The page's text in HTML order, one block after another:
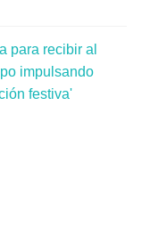
para recibir al
impulsando
festiva'